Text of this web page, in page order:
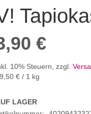
€
10% Steuern zzgl.
€ / 1 kg
LAGER